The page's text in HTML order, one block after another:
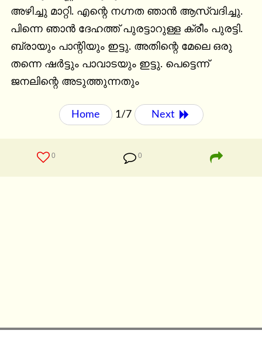
അഴിച്ചു മാറ്റി. എന്റെ നഗ്നത ഞാൻ ആസ്വദിച്ചു.
പിന്നെ ഞാൻ ദേഹത്ത് പുരട്ടാറുള്ള ക്രീം പുരട്ടി.
ബ്രായും പാന്റിയും ഇട്ടു. അതിന്റെ മേലെ ഒരു
തന്നെ ഷർട്ടും പാവാടയും ഇട്ടു. പെട്ടെന്ന്
ജനലിന്റെ അടുത്തുന്നതും
Home 1/7 Next
0 0